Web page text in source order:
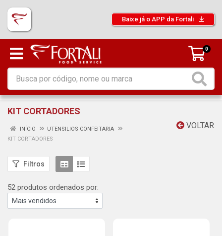
Baixe já o APP da Fortali
0
KIT CORTADORES
VOLTAR
INÍCIO
UTENSILIOS CONFEITARIA
KIT CORTADORES
Filtros
52 produtos ordenados por: